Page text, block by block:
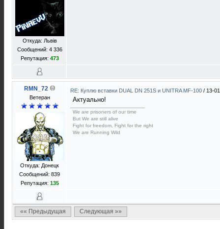
Откуда: Львів
Сообщений: 4 336
Репутация: 473
RMN_72
Ветеран
Откуда: Донецк
Сообщений: 839
Репутация: 135
RE: Куплю вставки DUAL DN 251S и UNITRA MF-100 / 13-
Актуально!
We are prisoners of our time
But We are still alive
Fight for freedom, Fight for the right
We are Running Wild
«« Предыдущая Следующая »»